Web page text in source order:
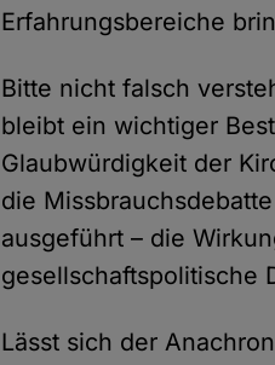
Erfahrungsbereiche
Bitte nicht falsch
bleibt ein wichtiger
Glaubwürdigkeit der
die
ausgeführt – die
gesellschaftspolitische
Lässt sich der